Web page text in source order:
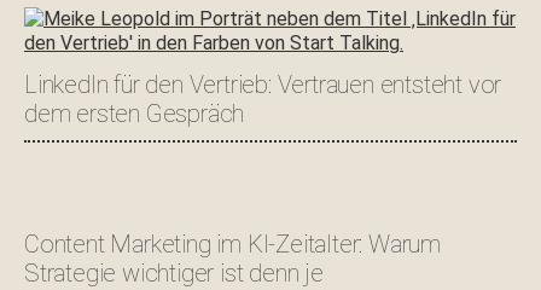
LinkedIn für den Vertrieb: Vertrauen entsteht vor
dem ersten Gespräch
Content Marketing im KI-Zeitalter: Warum
Strategie wichtiger ist denn je